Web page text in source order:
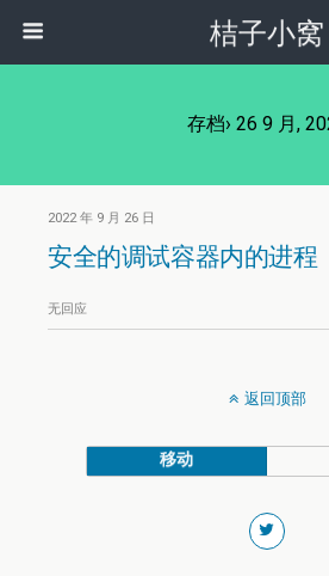
桔子小窝
存档› 26 9 月,
2022 年 9 月 26 日
安全的调试容器内的进程
无回应
返回顶部
移动